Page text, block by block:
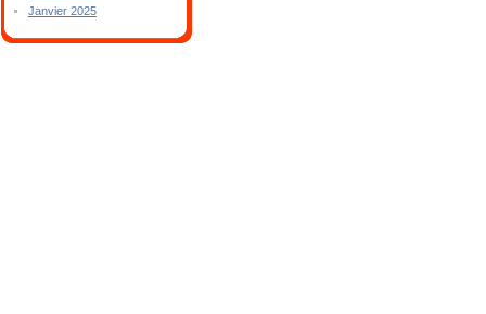
Janvier 2025